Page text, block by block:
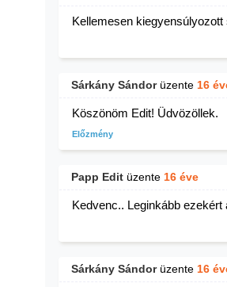
Kellemesen
Sárkány Sándorüzente 16
Köszönöm Edit! Üdvözöllek.
Előzmény
Papp Edit üzente 16 éve
Kedvenc.. Leginkább
Sárkány Sándorüzente 16